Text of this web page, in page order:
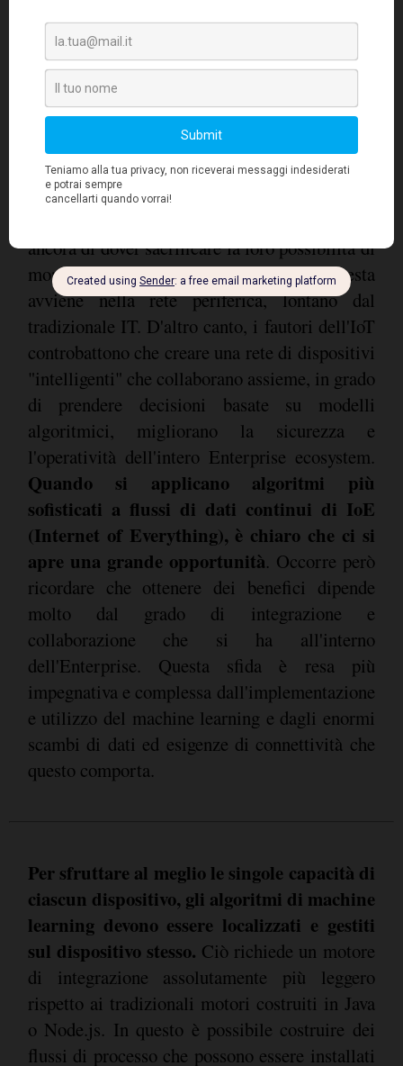
Una preoccupazione profondamente radicata in
molti project manager IoT è legata alla
percezione di una
ancora di dover sacrificare la loro possibilità di
monitorare l'attività dei dispositivi se questa
avviene nella rete periferica, lontano dal
tradizionale IT. D'altro canto, i fautori dell'IoT
controbattono che creare una rete di dispositivi
"intelligenti" che collaborano assieme, in grado
di prendere decisioni basate su modelli
algoritmici, migliorano la sicurezza e
l'operatività dell'intero Enterprise ecosystem.
Quando si applicano algoritmi più
sofisticati a flussi di dati continui di IoE
(Internet of Everything), è chiaro che ci si
apre una grande opportunità. Occorre però
ricordare che ottenere dei benefici dipende
molto dal grado di integrazione e
collaborazione che si ha all'interno
dell'Enterprise. Questa sfida è resa più
impegnativa e complessa dall'implementazione
e utilizzo del machine learning e dagli enormi
scambi di dati ed esigenze di connettività che
questo comporta.
Per sfruttare al meglio le singole capacità di
ciascun dispositivo, gli algoritmi di machine
learning devono essere localizzati e gestiti
sul dispositivo stesso. Ciò richiede un motore
di integrazione assolutamente più leggero
rispetto ai tradizionali motori costruiti in Java
o Node.js. In questo è possibile costruire dei
flussi di processo che possono essere installati